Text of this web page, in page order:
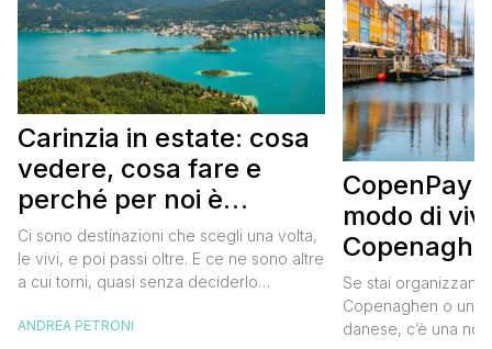
Carinzia in estate: cosa
vedere, cosa fare e
perché per noi è
diventata una
destinazione del cuore
Ci sono destinazioni che scegli una volta,
le vivi, e poi passi oltre. E ce ne sono altre
a cui torni, quasi senza deciderlo
richiamarti indietro più che il contrario. Per
ANDREA PETRONI
CopenPay:
modo di
meglio e
meno
Se stai
Copenaghen o un
danese, c’è una